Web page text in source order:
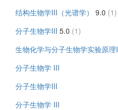
结构生物学III（光谱学） 9.0 (1)
分子生物学III 5.0 (1)
生物化学与分子生物学实验原理I
分子生物学 III
分子生物学III
分子生物学 III